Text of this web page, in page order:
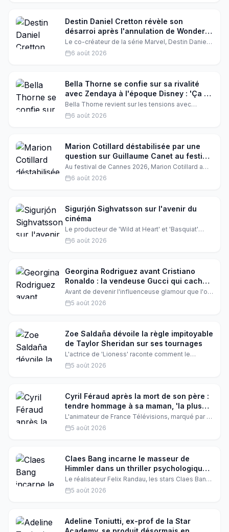
décision qui a secoué la télé-réalité américaine.
Destin Daniel Cretton révèle son
désarroi après l'annulation de Wonder
Man
Le co-créateur de la série Marvel, Destin Daniel
Cretton, exprime son incompréhension et sa
déception après l'annulation soudaine de
s'ensuivent.
6 août 2026
Bella Thorne se confie sur sa rivalité
avec Zendaya à l'époque Disney : 'Ça a
été assez dur'
Bella Thorne revient sur les tensions avec
Zendaya pendant le tournage de Shake It Up.
Les deux actrices, poussées à la rivalité par
réconciliation qui émeut les fans.
6 août 2026
Marion Cotillard déstabilisée par une
question sur Guillaume Canet au festival
de Cannes
Au festival de Cannes 2026, Marion Cotillard a
été complètement déstabilisée lors d'une
interview pour le film Karma de Guillaume Canet.
provoquant un malaise palpable.
6 août 2026
Sigurjón Sighvatsson sur l'avenir du
cinéma
Le producteur de 'Wild at Heart' et 'Basquiat'
partage ses pensées sur l'industrie
cinématographique. Il évoque l'impact de Netflix
6 août 2026
Georgina Rodriguez avant Cristiano
Ronaldo : la vendeuse Gucci qui cachait
une vie de sacrifices
Avant de devenir l'influenceuse glamour que l'on
connaît, Georgina Rodriguez menait une vie
discrète de vendeuse à Madrid. Un uniforme
pousse la porte de sa boutique.
5 août 2026
Zoe Saldaña dévoile la règle impitoyable
de Taylor Sheridan sur ses tournages
L'actrice de 'Lioness' raconte comment le
créateur de 'Yellowstone' met ses acteurs au
défi : soit tu te donnes à fond, soit tu quittes le
5 août 2026
Cyril Féraud après la mort de son père :
tendre hommage à sa maman, 'la plus
belle du monde'
L'animateur de France Télévisions, marqué par la
disparition de son père, se ressource auprès de
sa mère. Sur Instagram, il a publié un adorable
5 août 2026
Claes Bang incarne le masseur de
Himmler dans un thriller psychologique
à Locarno
Le réalisateur Felix Randau, les stars Claes Bang,
Valerie Pachner et Susanne Wuest dévoilent les
coulisses de 'I Is Another', un film qui explore la
d'Heinrich Himmler.
5 août 2026
Adeline Toniutti, ex-prof de la Star